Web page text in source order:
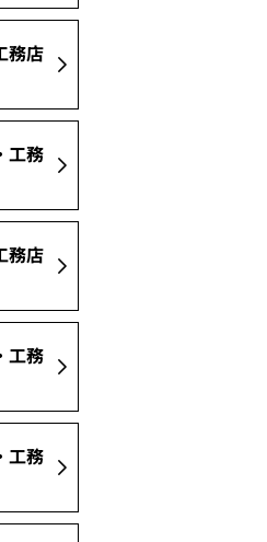
務店
工務
務店
工務
工務